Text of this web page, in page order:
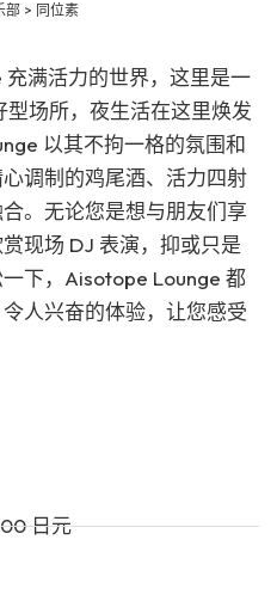
部 > 同位素
满活力的世界，这里是一
型场所，夜生活在这里焕发
以其不拘一格的氛围和
调制的鸡尾酒、活力四射
。无论您是想与朋友们享
现场 DJ 表演，抑或只是
下，Aisotope Lounge 都
人兴奋的体验，让您感受
日元